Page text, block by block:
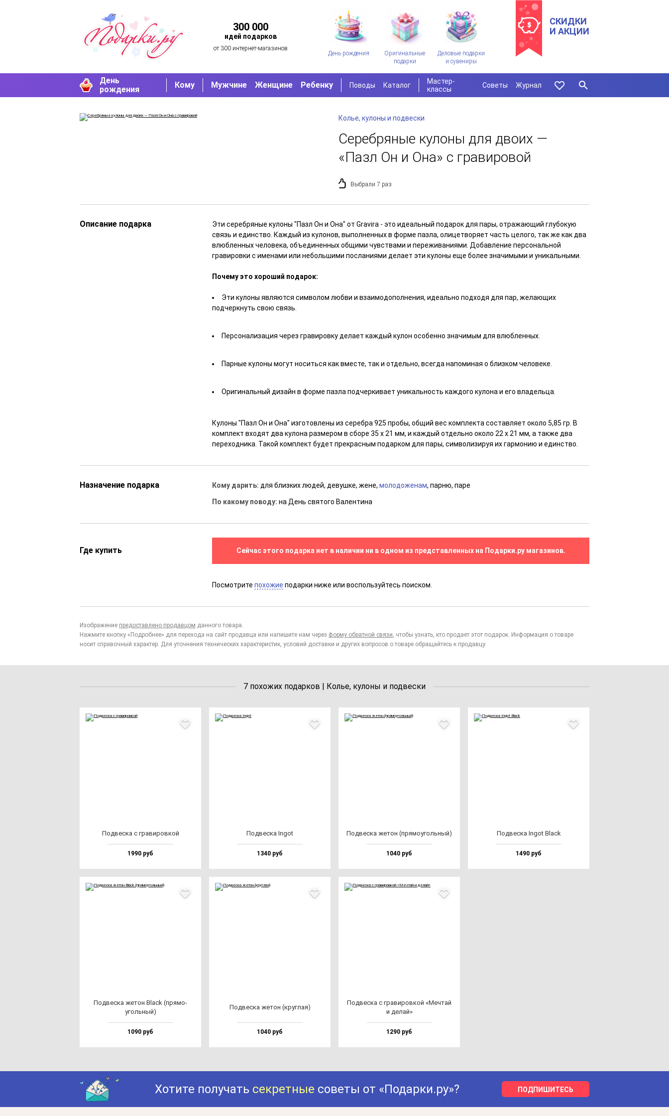
300 000
идей подарков
от 300 интернет-магазинов
День рождения
Оригинальные
подарки
Деловые подарки
и сувениры
СКИДКИ
И АКЦИИ
День
рождения
Кому Мужчине Женщине Ребенку Поводы Каталог
Мастер-
классы
Советы Журнал
Колье, кулоны и подвески
Серебряные кулоны для двоих —
«Пазл Он и Она» с гравировой
Выбрали 7 раз
Описание подарка
Эти серебряные кулоны "Пазл Он и Она" от Gravira - это идеальный подарок для пары, отражающий глубокую
связь и единство. Каждый из кулонов, выполненных в форме пазла, олицетворяет часть целого, так же как два
влюбленных человека, объединенных общими чувствами и переживаниями. Добавление персональной
гравировки с именами или небольшими посланиями делает эти кулоны еще более значимыми и уникальными.
Почему это хороший подарок:
Эти кулоны являются символом любви и взаимодополнения, идеально подходя для пар, желающих
подчеркнуть свою связь.
Персонализация через гравировку делает каждый кулон особенно значимым для влюбленных.
Парные кулоны могут носиться как вместе, так и отдельно, всегда напоминая о близком человеке.
Оригинальный дизайн в форме пазла подчеркивает уникальность каждого кулона и его владельца.
Кулоны "Пазл Он и Она" изготовлены из серебра 925 пробы, общий вес комплекта составляет около 5,85 гр. В
комплект входят два кулона размером в сборе 35 х 21 мм, и каждый отдельно около 22 х 21 мм, а также два
переходника. Такой комплект будет прекрасным подарком для пары, символизируя их гармонию и единство.
Назначение подарка Кому дарить:для близких людей, девушке, жене,молодоженам, парню, паре
По какому поводу:на День святого Валентина
Где купить Сейчас этого подарка нет в наличии ни в одном из представленных на Подарки.ру магазинов.
Посмотритепохожие подарки ниже или воспользуйтесь поиском.
Изображение предоставлено продавцом данного товара.
Нажмите кнопку «Подробнее» для перехода на сайт продавца или напишите нам через форму обратной связи, чтобы узнать, кто продает этот подарок. Информация о товаре
носит справочный характер. Для уточнения технических характеристик, условий доставки и других вопросов о товаре обращайтесь к продавцу.
7 похожих подарков | Колье, кулоны и подвески
Под­вес­ка с гра­ви­ров­кой
1990 руб
Под­вес­ка Ingot
1340 руб
Под­вес­ка же­тон (пря­мо­уголь­ный)
1040 руб
Под­вес­ка Ingot Black
1490 руб
Под­вес­ка же­тон Black (пря­мо­
уголь­ный)
1090 руб
Под­вес­ка же­тон (круг­лая)
1040 руб
Под­вес­ка с гра­ви­ров­кой «Меч­тай
и де­лай»
1290 руб
Хотите получать секретные советы от «Подарки.ру»? ПОДПИШИТЕСЬ